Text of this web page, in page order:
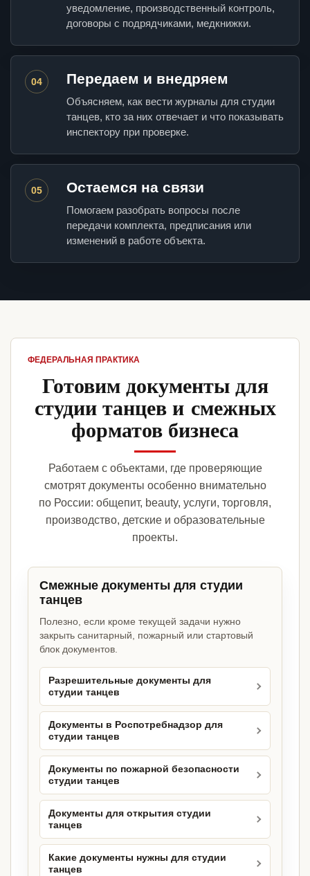
уведомление, производственный контроль,
договоры с подрядчиками, медкнижки.
04 Передаем и внедряем
Объясняем, как вести журналы для студии
танцев, кто за них отвечает и что показывать
инспектору при проверке.
05 Остаемся на связи
Помогаем разобрать вопросы после
передачи комплекта, предписания или
изменений в работе объекта.
ФЕДЕРАЛЬНАЯ ПРАКТИКА
Готовим документы для
студии танцев и смежных
форматов бизнеса
Работаем с объектами, где проверяющие
смотрят документы особенно внимательно
по России: общепит, beauty, услуги, торговля,
производство, детские и образовательные
проекты.
Смежные документы для студии
танцев
Полезно, если кроме текущей задачи нужно
закрыть санитарный, пожарный или стартовый
блок документов.
Разрешительные документы для
студии танцев
Документы в Роспотребнадзор для
студии танцев
Документы по пожарной безопасности
студии танцев
Документы для открытия студии
танцев
Какие документы нужны для студии
танцев